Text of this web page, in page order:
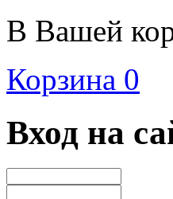
В Вашей
Корзина 0
Вход на